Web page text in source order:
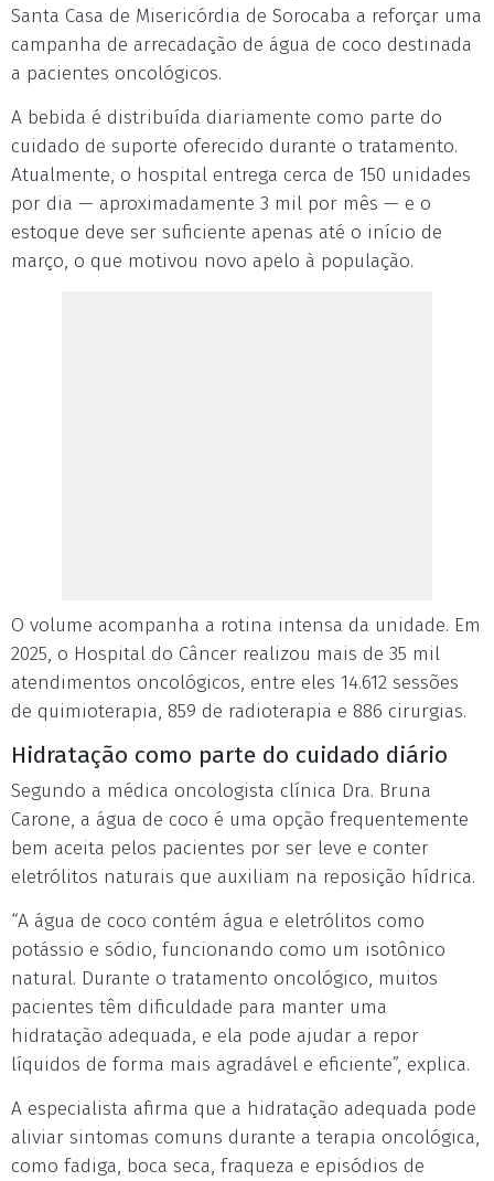
Santa Casa de Misericórdia de Sorocaba a reforçar uma
campanha de arrecadação de água de coco destinada
a pacientes oncológicos.
A bebida é distribuída diariamente como parte do
cuidado de suporte oferecido durante o tratamento.
Atualmente, o hospital entrega cerca de 150 unidades
por dia — aproximadamente 3 mil por mês — e o
estoque deve ser suficiente apenas até o início de
março, o que motivou novo apelo à população.
O volume acompanha a rotina intensa da unidade. Em
2025, o Hospital do Câncer realizou mais de 35 mil
atendimentos oncológicos, entre eles 14.612 sessões
de quimioterapia, 859 de radioterapia e 886 cirurgias.
Hidratação como parte do cuidado diário
Segundo a médica oncologista clínica Dra. Bruna
Carone, a água de coco é uma opção frequentemente
bem aceita pelos pacientes por ser leve e conter
eletrólitos naturais que auxiliam na reposição hídrica.
“A água de coco contém água e eletrólitos como
potássio e sódio, funcionando como um isotônico
natural. Durante o tratamento oncológico, muitos
pacientes têm dificuldade para manter uma
hidratação adequada, e ela pode ajudar a repor
líquidos de forma mais agradável e eficiente”, explica.
A especialista afirma que a hidratação adequada pode
aliviar sintomas comuns durante a terapia oncológica,
como fadiga, boca seca, fraqueza e episódios de